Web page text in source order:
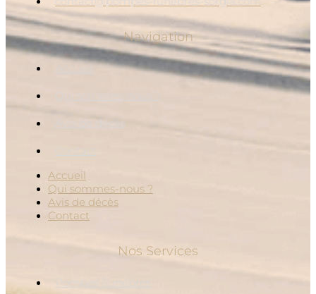
Navigation
Avis de décès
Accueil
Qui sommes-nous ?
Avis de décès
Contact
Nos Services